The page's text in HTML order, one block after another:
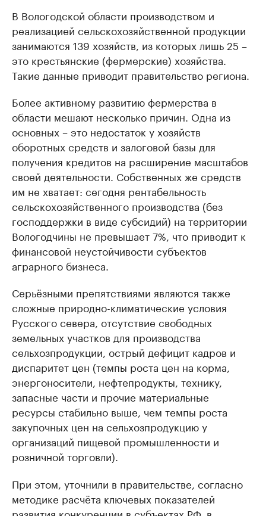
В Вологодской области производством и
реализацией сельскохозяйственной продукции
занимаются 139 хозяйств, из которых лишь 25 –
это крестьянские (фермерские) хозяйства.
Такие данные приводит правительство региона.
Более активному развитию фермерства в
области мешают несколько причин. Одна из
основных – это недостаток у хозяйств
оборотных средств и залоговой базы для
получения кредитов на расширение масштабов
своей деятельности. Собственных же средств
им не хватает: сегодня рентабельность
сельскохозяйственного производства (без
господдержки в виде субсидий) на территории
Вологодчины не превышает 7%, что приводит к
финансовой неустойчивости субъектов
аграрного бизнеса.
Серьёзными препятствиями являются также
сложные природно-климатические условия
Русского севера, отсутствие свободных
земельных участков для производства
сельхозпродукции, острый дефицит кадров и
диспаритет цен (темпы роста цен на корма,
энергоносители, нефтепродукты, технику,
запасные части и прочие материальные
ресурсы стабильно выше, чем темпы роста
закупочных цен на сельхозпродукцию у
организаций пищевой промышленности и
розничной торговли).
При этом, уточнили в правительстве, согласно
методике расчёта ключевых показателей
развития конкуренции в субъектах РФ, в